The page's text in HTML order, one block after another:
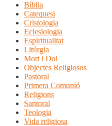
Bíblia
Catequesi
Cristologia
Eclesiologia
Espiritualitat
Litúrgia
Mort i Dol
Objectes Religiosos
Pastoral
Primera Comunió
Religions
Santoral
Teologia
Vida religiosa